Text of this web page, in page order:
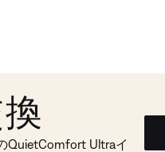
QuietComfort Ultraイ